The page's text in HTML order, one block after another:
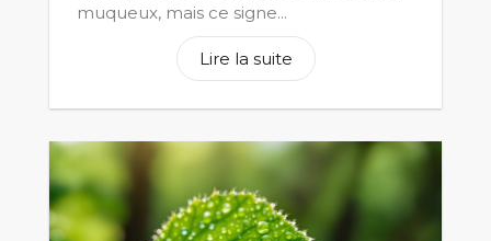
muqueux, mais ce signe...
Lire la suite